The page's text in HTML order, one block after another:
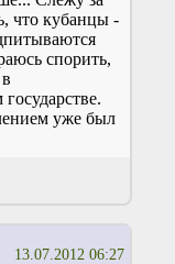
что кубанцы -
спорить,
уже был
13.07.2012 06:27